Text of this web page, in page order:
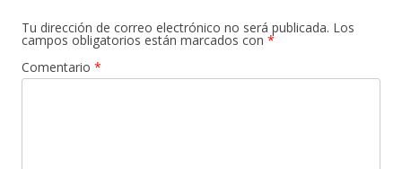
Tu dirección de correo electrónico no será publicada. Los
campos obligatorios están marcados con *
Comentario *